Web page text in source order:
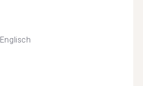
Englisch